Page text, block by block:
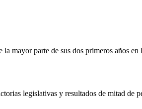
mayor parte de sus dos primeros años
legislativas y resultados de mitad de